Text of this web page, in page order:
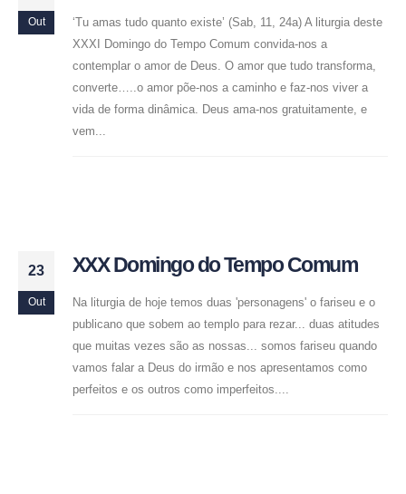
Out
‘Tu amas tudo quanto existe’ (Sab, 11, 24a) A liturgia deste
XXXI Domingo do Tempo Comum convida-nos a
contemplar o amor de Deus. O amor que tudo transforma,
converte…..o amor põe-nos a caminho e faz-nos viver a
vida de forma dinâmica. Deus ama-nos gratuitamente, e
vem...
23
Out
XXX Domingo do Tempo Comum
Na liturgia de hoje temos duas 'personagens' o fariseu e o
publicano que sobem ao templo para rezar... duas atitudes
que muitas vezes são as nossas... somos fariseu quando
vamos falar a Deus do irmão e nos apresentamos como
perfeitos e os outros como imperfeitos....